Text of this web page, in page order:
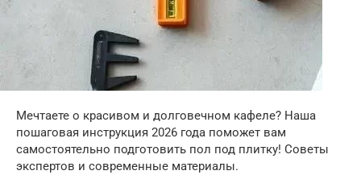
Мечтаете о красивом и долговечном кафеле? Наша
пошаговая инструкция 2026 года поможет вам
самостоятельно подготовить пол под плитку! Советы
экспертов и современные материалы.